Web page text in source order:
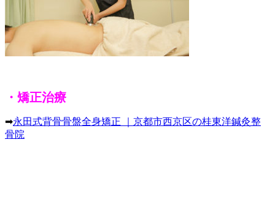
・矯正治療
➡永田式背骨骨盤全身矯正 ｜京都市西京区の桂東洋鍼灸整
骨院